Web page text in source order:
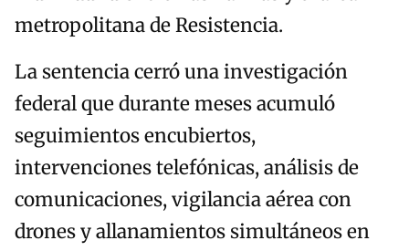
metropolitana de Resistencia.
La sentencia cerró una investigación
federal que durante meses acumuló
seguimientos encubiertos,
intervenciones telefónicas, análisis de
comunicaciones, vigilancia aérea con
drones y allanamientos simultáneos en